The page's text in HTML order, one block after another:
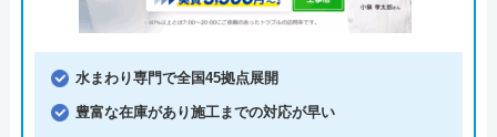
水まわり専門で全国45拠点展開
豊富な在庫があり施工までの対応が早い